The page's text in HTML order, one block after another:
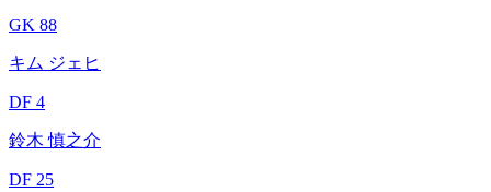
GK 88
キム ジェヒ
DF 4
鈴木 慎之介
DF 25